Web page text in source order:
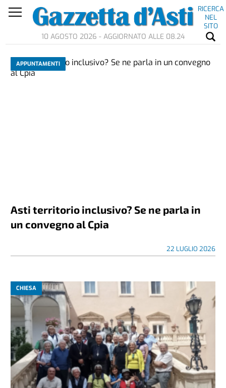
RICERCA
NEL
SITO
10 AGOSTO 2026 - AGGIORNATO ALLE 08.24
APPUNTAMENTI
Asti territorio inclusivo? Se ne parla in
un convegno al Cpia
22 LUGLIO 2026
CHIESA